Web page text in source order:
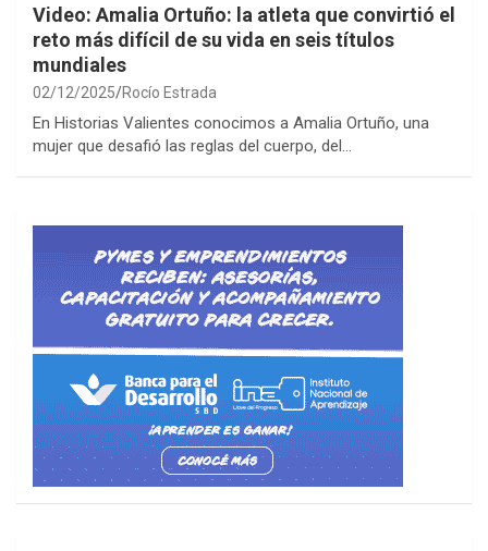
Video: Amalia Ortuño: la atleta que convirtió el
reto más difícil de su vida en seis títulos
mundiales
02/12/2025 Rocío Estrada
En Historias Valientes conocimos a Amalia Ortuño, una
mujer que desafió las reglas del cuerpo, del…